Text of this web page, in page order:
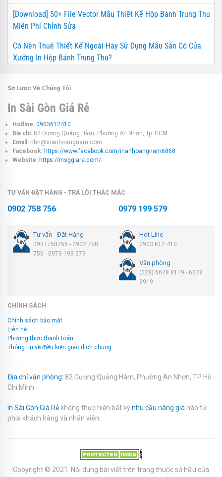
[Download] 50+ File Vector Mẫu Thiết Kế Hộp Bánh Trung Thu
Miễn Phí Chỉnh Sửa
Có Nên Thuê Thiết Kế Ngoài Hay Sử Dụng Mẫu Sẵn Có Của
Xưởng In Hộp Bánh Trung Thu?
Sơ Lược Về Chúng Tôi
In Sài Gòn Giá Rẻ
Hotline: 0903612410
Địa chỉ: 82 Dương Quảng Hàm, Phường An Nhơn, Tp. HCM
Email: nhn@inanhoangnam.com
Facebook: https://www.facebook.com/inanhoangnam6868
Website: https://insggiare.com/
TƯ VẤN ĐẶT HÀNG - TRẢ LỜI THẮC MẮC
0902 758 756 0979 199 579
Tư vấn - Đặt Hàng
0937758756 - 0902 758
756 - 0979 199 579
Hot Line
0903 612 410
Văn phòng
(028) 6678 8119 - 6678
9919
CHÍNH SÁCH
Chính sách bảo mật
Liên hệ
Phương thức thanh toán
Thông tin về điều kiện giao dịch chung
Địa chỉ văn phòng: 82 Dương Quảng Hàm, Phường An Nhơn, TP Hồ
Chí Minh.
In Sài Gòn Giá Rẻ không thực hiện bất kỳ nhu cầu nâng giá nào từ
phia khách hàng và nhân viên.
Copyright © 2021. Nội dung bài viết trên trang thuộc sở hữu của